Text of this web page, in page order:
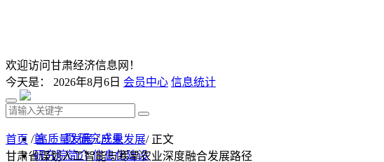
欢迎访问甘肃经济信息网！
今天是： 2026年8月6日 会员中心 信息统计
首 页 研究成果
研究院简介 信息化建设
首页 /高质量发展/产业发展/ 正文
甘肃省谋划人工智能与寒旱农业深度融合发展路径